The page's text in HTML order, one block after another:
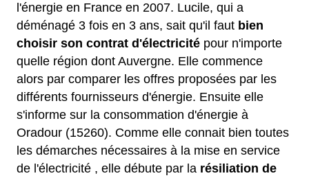
l'énergie en France en 2007. Lucile, qui a
déménagé 3 fois en 3 ans, sait qu'il faut bien
choisir son contrat d'électricité pour n'importe
quelle région dont Auvergne. Elle commence
alors par comparer les offres proposées par les
différents fournisseurs d'énergie. Ensuite elle
s'informe sur la consommation d'énergie à
Oradour (15260). Comme elle connait bien toutes
les démarches nécessaires à la mise en service
de l'électricité , elle débute par la résiliation de